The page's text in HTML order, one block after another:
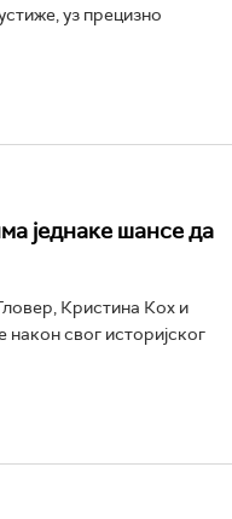
уз прецизно
једнаке шансе да
Кристина Кох и
након свог историјског